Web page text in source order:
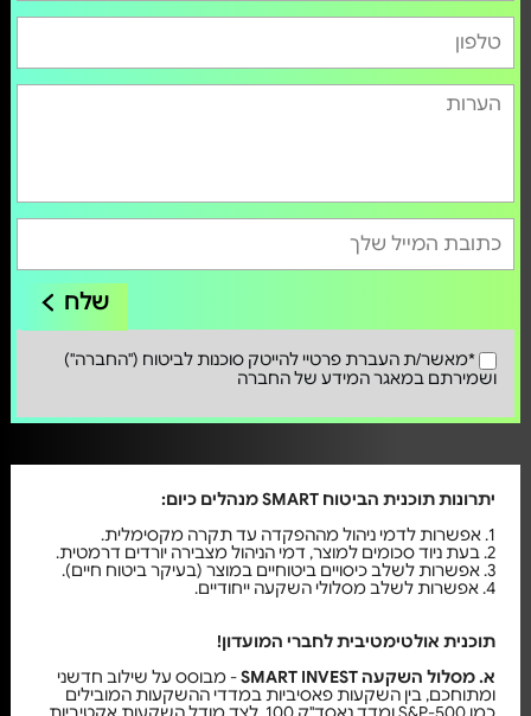
שלח
*מאשר/ת העברת פרטיי להייטק סוכנות לביטוח ("החברה")
ושמירתם במאגר המידע של החברה
יתרונות תוכנית הביטוח SMART מנהלים כיום:
1. אפשרות לדמי ניהול מההפקדה עד תקרה מקסימלית.
2. בעת ניוד סכומים למוצר, דמי הניהול מצבירה יורדים דרמטית.
3. אפשרות לשלב כיסויים ביטוחיים במוצר (בעיקר ביטוח חיים).
4. אפשרות לשלב מסלולי השקעה ייחודיים.
תוכנית אולטימטיבית לחברי המועדון!
א. מסלול השקעה SMART INVEST
- מבוסס על שילוב חדשני
ומתוחכם, בין השקעות פאסיביות במדדי ההשקעות המובילים